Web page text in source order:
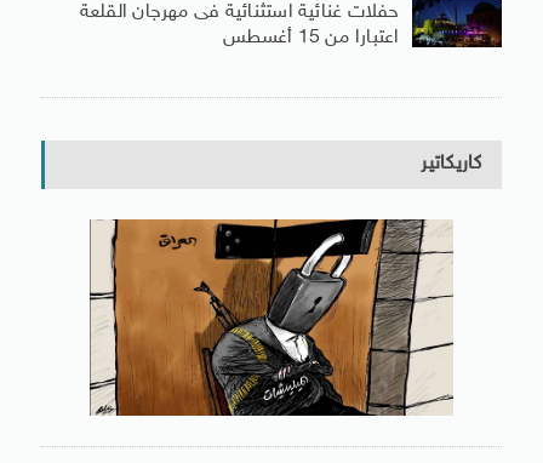
حفلات غنائية استثنائية فى مهرجان القلعة
اعتبارا من 15 أغسطس
كاريكاتير